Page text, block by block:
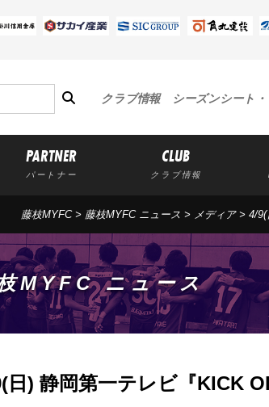
クラブ情報 シーズンシート
PARTNER
パートナー
CLUB
クラブ情報
藤枝MYFC> 藤枝MYFC ニュース > メディア> 4/9(
MYFC ニュース
日) 静岡第一テレビ『KICK